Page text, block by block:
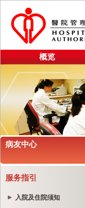
概览
病友中心
服务指引
入院及住院须知